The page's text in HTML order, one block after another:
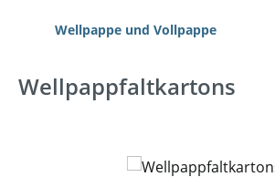
Wellpappe und Vollpappe
Wellpappfaltkartons
Bildergalerie überspringen